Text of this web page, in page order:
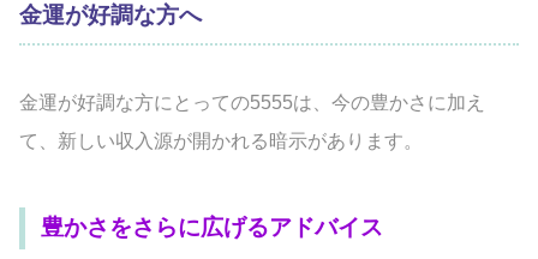
金運が好調な方へ
金運が好調な方にとっての5555は、今の豊かさに加え
て、新しい収入源が開かれる暗示があります。
豊かさをさらに広げるアドバイス